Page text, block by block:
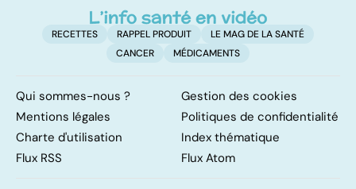
RECETTES RAPPEL PRODUIT
LE MAG DE LA SANTÉ
CANCER
MÉDICAMENTS
Qui sommes-nous ?
Gestion des cookies
Mentions légales
Politiques de confidentialité
Charte d'utilisation
Index thématique
Flux RSS
Flux Atom